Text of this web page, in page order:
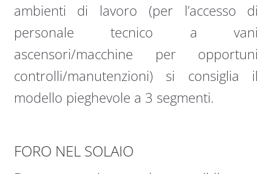
ambienti di lavoro (per l’accesso di
personale tecnico a vani
ascensori/macchine per opportuni
controlli/manutenzioni) si consiglia il
modello pieghevole a 3 segmenti.
FORO NEL SOLAIO